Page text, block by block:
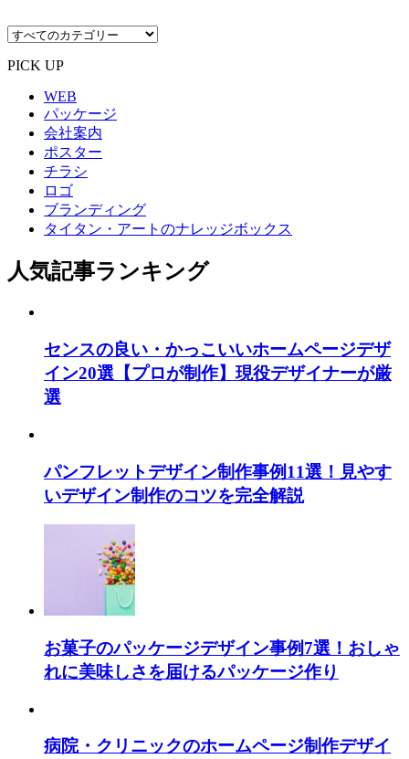
PICK UP
WEB
パッケージ
会社案内
ポスター
チラシ
ロゴ
ブランディング
タイタン・アートのナレッジボックス
人気記事ランキング
センスの良い・かっこいいホームページデザ
イン20選【プロが制作】現役デザイナーが厳
選
パンフレットデザイン制作事例11選！見やす
いデザイン制作のコツを完全解説
お菓子のパッケージデザイン事例7選！おしゃ
れに美味しさを届けるパッケージ作り
病院・クリニックのホームページ制作デザイ